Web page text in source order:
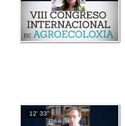
12' 33''